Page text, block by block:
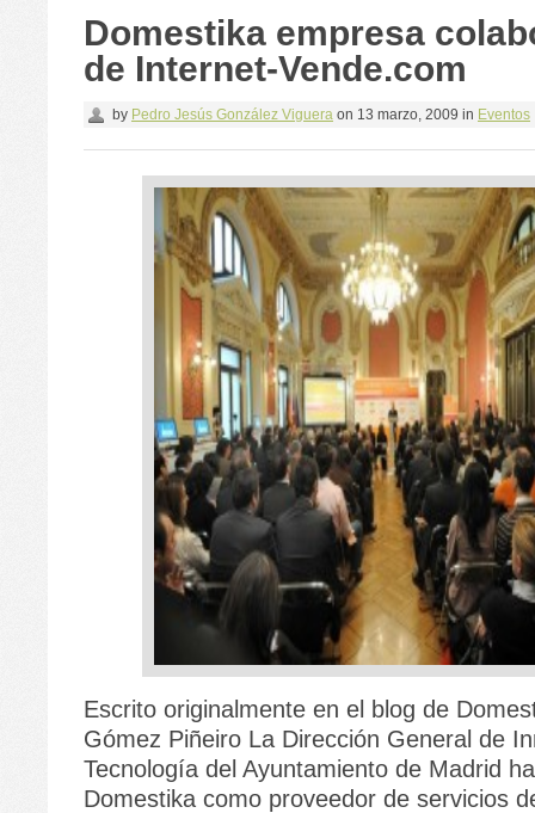
Domestika empresa
de Internet-Vende.com
by Pedro Jesús González Viguera on 13 marzo, 2009 in Eventos
Escrito originalmente en el blog de
Gómez Piñeiro La Dirección General de
Tecnología del Ayuntamiento de Madrid
Domestika como proveedor de servicios